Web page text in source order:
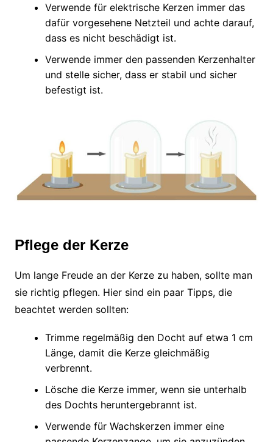
Verwende für elektrische Kerzen immer das
dafür vorgesehene Netzteil und achte darauf,
dass es nicht beschädigt ist.
Verwende immer den passenden Kerzenhalter
und stelle sicher, dass er stabil und sicher
befestigt ist.
Pflege der Kerze
Um lange Freude an der Kerze zu haben, sollte man
sie richtig pflegen. Hier sind ein paar Tipps, die
beachtet werden sollten:
Trimme regelmäßig den Docht auf etwa 1 cm
Länge, damit die Kerze gleichmäßig
verbrennt.
Lösche die Kerze immer, wenn sie unterhalb
des Dochts heruntergebrannt ist.
Verwende für Wachskerzen immer eine